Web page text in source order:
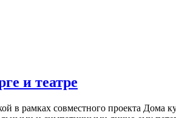
и театре
в рамках совместного проекта